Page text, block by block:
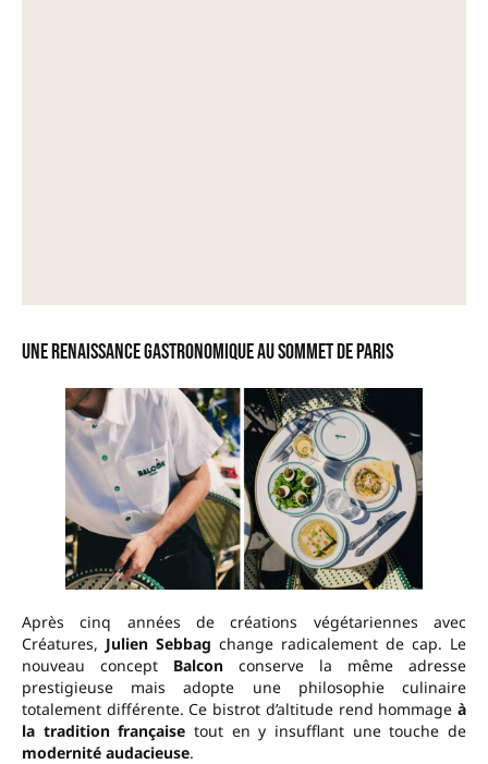
Une renaissance gastronomique au sommet de Paris
Après cinq années de créations végétariennes avec
Créatures, Julien Sebbag change radicalement de cap. Le
nouveau concept Balcon conserve la même adresse
prestigieuse mais adopte une philosophie culinaire
totalement différente. Ce bistrot d’altitude rend hommage à
la tradition française tout en y insufflant une touche de
modernité audacieuse.